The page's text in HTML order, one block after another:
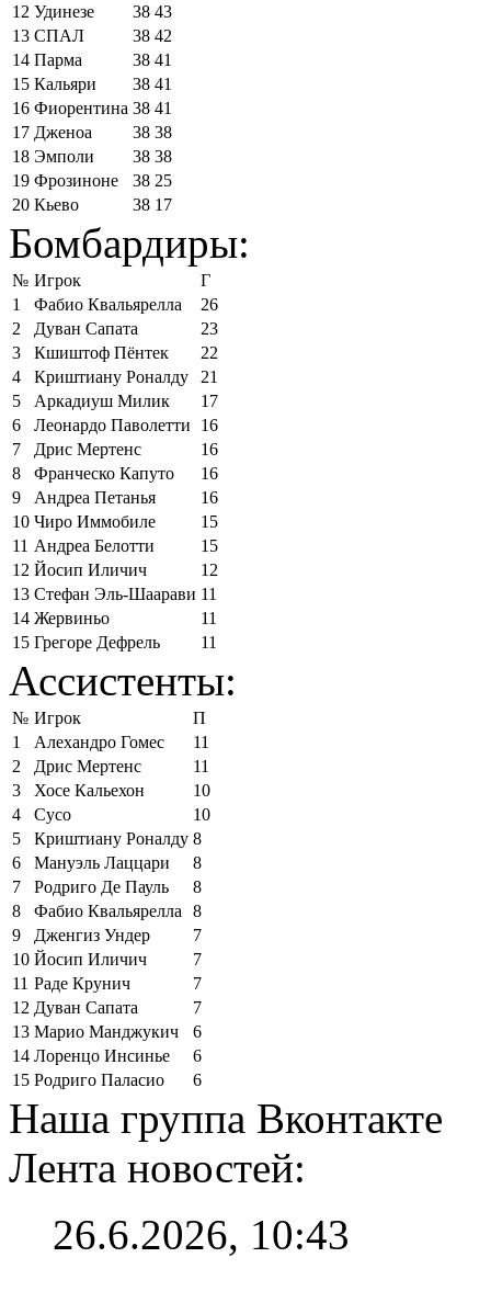
12 Удинезе 38 43
13 СПАЛ 38 42
14 Парма 38 41
15 Кальяри 38 41
16 Фиорентина 38 41
17 Дженоа 38 38
18 Эмполи 38 38
19 Фрозиноне 38 25
20 Кьево 38 17
Бомбардиры:
№ Игрок
Г
1
Фабио Квальярелла
26
2
Дуван Сапата
23
3
Кшиштоф Пёнтек
22
4
Криштиану Роналду
21
5
Аркадиуш Милик
17
6
Леонардо Паволетти
16
7
Дрис Мертенс
16
8
Франческо Капуто
16
9
Андреа Петанья
16
10 Чиро Иммобиле
15
11 Андреа Белотти
15
12 Йосип Иличич
12
13 Стефан Эль-Шаарави 11
14 Жервиньо
11
15 Грегоре Дефрель 11
Ассистенты:
№ Игрок
П
1
Алехандро Гомес
11
2
Дрис Мертенс
11
3
Хосе Кальехон
10
4
Сусо
10
5
Криштиану Роналду 8
6
Мануэль Лаццари
8
7
Родриго Де Пауль
8
8
Фабио Квальярелла
8
9
Дженгиз Ундер
7
10 Йосип Иличич
7
11 Раде Крунич
7
12 Дуван Сапата
7
13 Марио Манджукич
6
14 Лоренцо Инсинье
6
15 Родриго Паласио 6
Наша группа Вконтакте
Лента новостей:
26.6.2026, 10:43